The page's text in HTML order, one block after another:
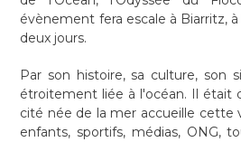
évènement fera escale à Biarritz,
deux jours.
Par son histoire, sa culture, son
étroitement liée à l'océan. Il était
cité née de la mer accueille cette
enfants, sportifs, médias, ONG,